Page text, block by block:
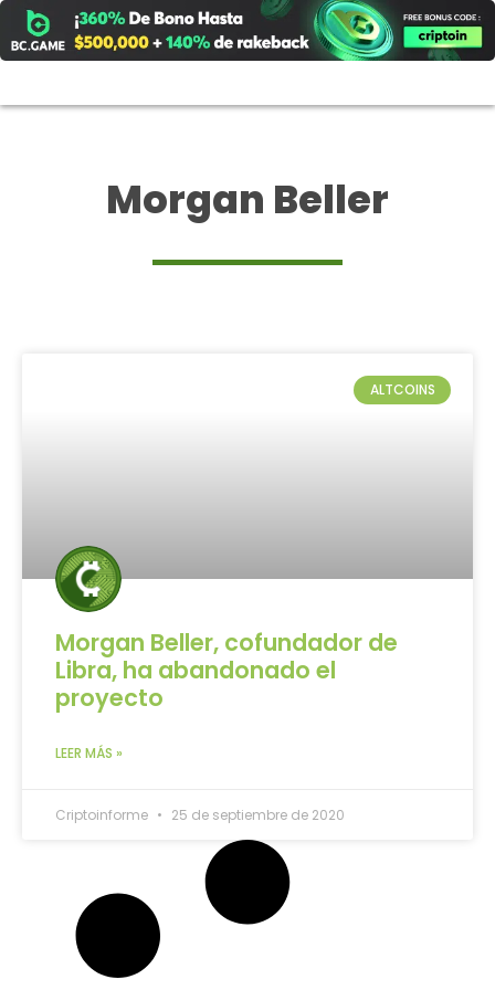
al
contenido
Morgan Beller
ALTCOINS
Morgan Beller, cofundador de
Libra, ha abandonado el
proyecto
LEER MÁS »
Criptoinforme 25 de septiembre de 2020